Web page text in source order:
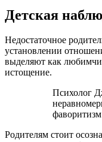
Детская
Недостаточное
установлении
выделяют как
истощение.
Психолог Джудит Данн отмечает, что дети уже в возрасте 15–17 месяцев реагируют на
фаворитизм
Родителям стоит